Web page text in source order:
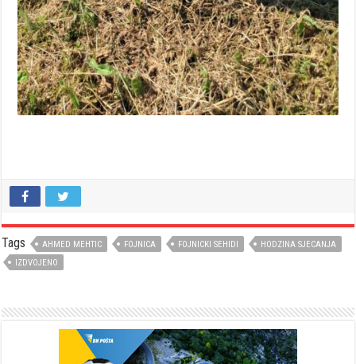
Tags AHMED MEHTIC FOJNICA FOJNICKI SEHIDI
HODZINA SJECANJA
IZDVOJENO